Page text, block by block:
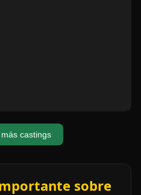
castings
sobre